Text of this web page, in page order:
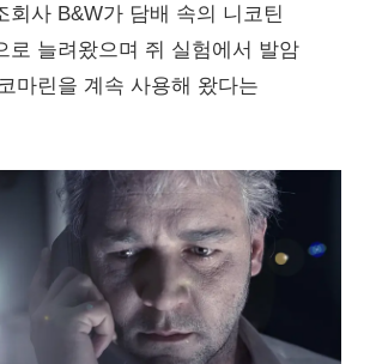
회사 B&W가 담배 속의 니코틴
로 늘려왔으며 쥐 실험에서 발암
마린을 계속 사용해 왔다는